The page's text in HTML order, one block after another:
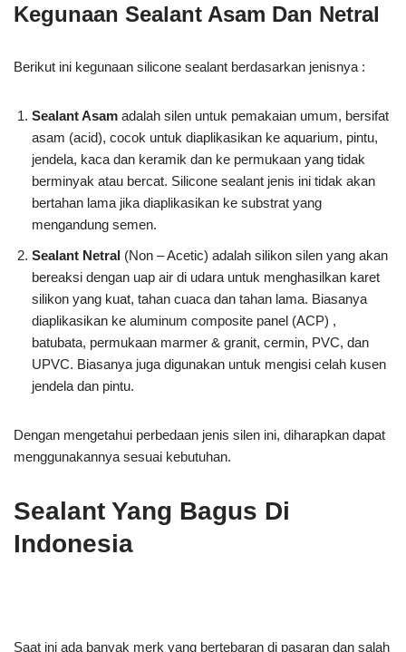
Kegunaan Sealant Asam Dan Netral
Berikut ini kegunaan silicone sealant berdasarkan jenisnya :
Sealant Asam adalah silen untuk pemakaian umum, bersifat
asam (acid), cocok untuk diaplikasikan ke aquarium, pintu,
jendela, kaca dan keramik dan ke permukaan yang tidak
berminyak atau bercat. Silicone sealant jenis ini tidak akan
bertahan lama jika diaplikasikan ke substrat yang
mengandung semen.
Sealant Netral (Non – Acetic) adalah silikon silen yang akan
bereaksi dengan uap air di udara untuk menghasilkan karet
silikon yang kuat, tahan cuaca dan tahan lama. Biasanya
diaplikasikan ke aluminum composite panel (ACP) ,
batubata, permukaan marmer & granit, cermin, PVC, dan
UPVC. Biasanya juga digunakan untuk mengisi celah kusen
jendela dan pintu.
Dengan mengetahui perbedaan jenis silen ini, diharapkan dapat
menggunakannya sesuai kebutuhan.
Sealant Yang Bagus Di
Indonesia
Saat ini ada banyak merk yang bertebaran di pasaran dan salah